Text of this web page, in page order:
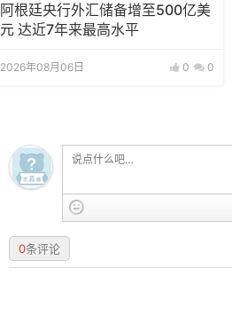
阿根廷央行外汇储备增至500亿美
元 达近7年来最高水平
2026年08月06日 0 0
0条评论